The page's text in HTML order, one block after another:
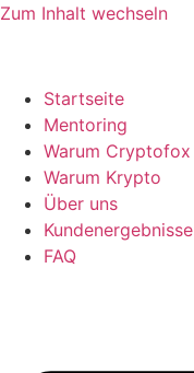
Zum Inhalt wechseln
Startseite
Mentoring
Warum Cryptofox
Warum Krypto
Über uns
Kundenergebnisse
FAQ